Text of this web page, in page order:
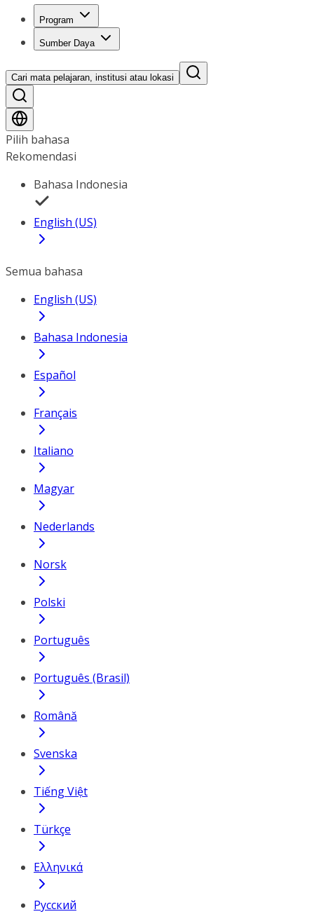
Program
Sumber Daya
Cari mata pelajaran, institusi atau lokasi
Pilih bahasa
Rekomendasi
Bahasa Indonesia
English (US)
Semua bahasa
English (US)
Bahasa Indonesia
Español
Français
Italiano
Magyar
Nederlands
Norsk
Polski
Português
Português (Brasil)
Română
Svenska
Tiếng Việt
Türkçe
Ελληνικά
Русский